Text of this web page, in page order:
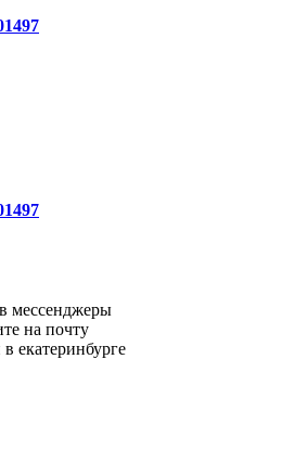
мессенджеры
на почту
екатеринбурге